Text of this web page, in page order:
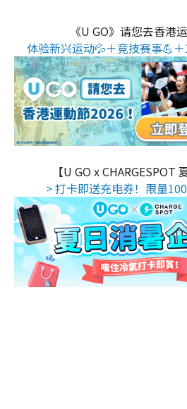
《U GO》请您去香港
体验新兴运动💦＋竞技赛事💪
【U GO x CHARGESPOT
> 打卡即送充电券！限量